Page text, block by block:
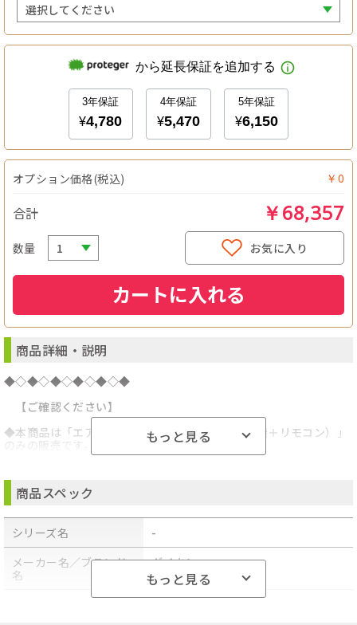
オプション価格(税込) ￥0
合計 ￥68,357
数量 お気に入り
カートに入れる
商品詳細・説明
◆◇◆◇◆◇◆◇◆◇◆
【ご確認ください】
◆本商品は「エアコン本体セット（室内機＋室外機＋リモコン）」
のみの販売です。
★★★★★★★★★★★★★★★★★★★★
【商品のお届けについて】
この商品はお届け先を法人様宛のみとさせていただきます。
土・日・祝日のお届けは出来ません。
離島配送は別途料金が発生します。
軒先渡しとなります。
必ず荷受けのご準備をお願いします。不在の場合は再配達料が発
もっと見る
商品スペック
シリーズ名
-
メーカー名／ブランド
名
ダイキン
もっと見る